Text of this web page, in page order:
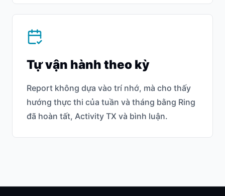
Tự vận hành theo kỳ
Report không dựa vào trí nhớ, mà cho thấy
hướng thực thi của tuần và tháng bằng Ring
đã hoàn tất, Activity TX và bình luận.